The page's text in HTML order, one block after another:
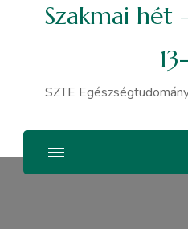
Szakmai hét
SZTE